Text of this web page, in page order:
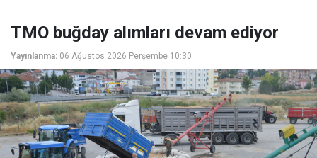
TMO buğday alımları devam ediyor
Yayınlanma: 06 Ağustos 2026 Perşembe 10:30